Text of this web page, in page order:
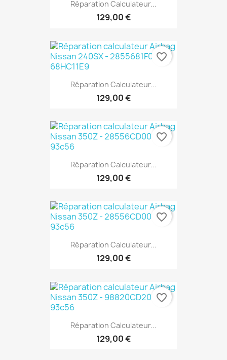
Réparation Calculateur...
129,00 €
Réparation Calculateur...
129,00 €
favorite_border
Réparation Calculateur...
129,00 €
favorite_border
Réparation Calculateur...
129,00 €
favorite_border
Réparation Calculateur...
129,00 €
favorite_border